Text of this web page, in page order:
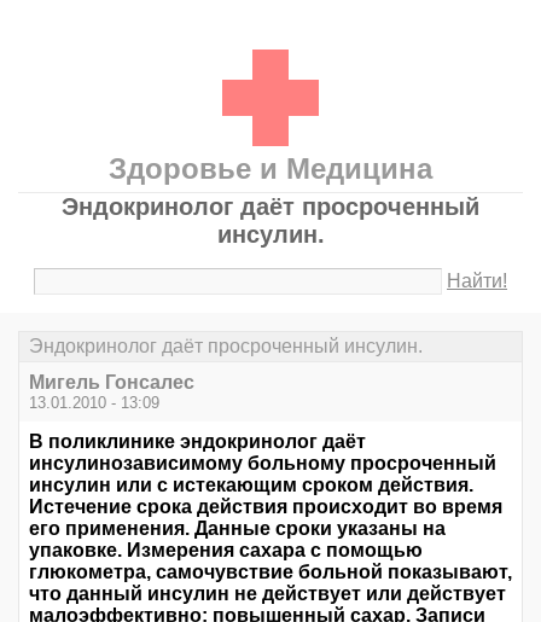
Здоровье и Медицина
Эндокринолог даёт просроченный
инсулин.
Найти!
Эндокринолог даёт просроченный инсулин.
Мигель Гонсалес
13.01.2010 - 13:09
В поликлинике эндокринолог даёт
инсулинозависимому больному просроченный
инсулин или с истекающим сроком действия.
Истечение срока действия происходит во время
его применения. Данные сроки указаны на
упаковке. Измерения сахара с помощью
глюкометра, самочувствие больной показывают,
что данный инсулин не действует или действует
малоэффективно: повышенный сахар. Записи